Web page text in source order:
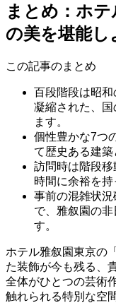
まとめ：ホ
の美を堪能し
この記事のまとめ
百段階段は昭
凝縮された、
ます。
個性豊かな7つ
て歴史ある建築
訪問時は階段移
時間に余裕を持
事前の混雑状
で、雅叙園の
す。
ホテル雅叙園東京の
た装飾が今も残る、
全体がひとつの芸術
触れられる特別な空